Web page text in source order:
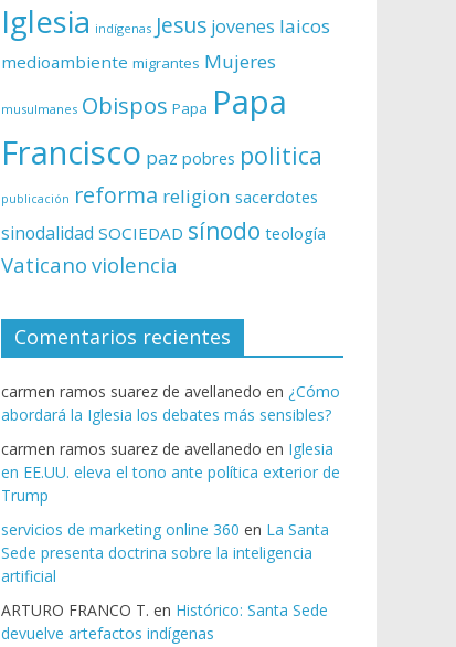
Iglesia indígenas Jesus jovenes laicos
medioambiente migrantes Mujeres
musulmanes Obispos Papa Papa
Francisco paz pobres politica
publicación reforma religion sacerdotes
sinodalidad SOCIEDAD sínodo teología
Vaticano violencia
Comentarios recientes
carmen ramos suarez de avellanedo en ¿Cómo
abordará la Iglesia los debates más sensibles?
carmen ramos suarez de avellanedo en Iglesia
en EE.UU. eleva el tono ante política exterior de
Trump
servicios de marketing online 360 en La Santa
Sede presenta doctrina sobre la inteligencia
artificial
ARTURO FRANCO T. en Histórico: Santa Sede
devuelve artefactos indígenas